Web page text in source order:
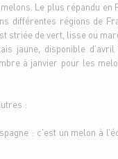
Le plus répandu en
différentes régions de
striée de vert, lisse ou
jaune, disponible
à janvier pour les
:
: c’est un melon à